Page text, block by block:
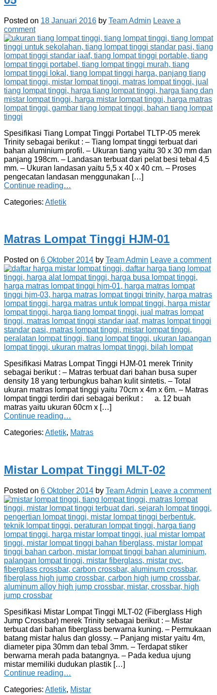
Posted on 18 Januari 2016 by Team Admin Leave a
comment
Spesifikasi Tiang Lompat Tinggi Portabel TLTP-05 merek
Trinity sebagai berikut : – Tiang lompat tinggi terbuat dari
bahan aluminium profil. – Ukuran tiang yaitu 30 x 30 mm dan
panjang 198cm. – Landasan terbuat dari pelat besi tebal 4,5
mm. – Ukuran landasan yaitu 5,5 x 40 x 40 cm. – Proses
pengecatan landasan menggunakan […]
Continue reading…
Categories: Atletik
Matras Lompat Tinggi HJM-01
Posted on 6 Oktober 2014 by Team Admin Leave a comment
Spesifikasi Matras Lompat Tinggi HJM-01 merek Trinity
sebagai berikut : – Matras terbuat dari bahan busa super
density 18 yang terbungkus bahan kulit sintetis. – Total
ukuran matras lompat tinggi yaitu 70cm x 4m x 6m. – Matras
lompat tinggi terdiri dari sebagai berikut : a. 12 buah
matras yaitu ukuran 60cm x […]
Continue reading…
Categories: Atletik, Matras
Mistar Lompat Tinggi MLT-02
Posted on 6 Oktober 2014 by Team Admin Leave a comment
Spesifikasi Mistar Lompat Tinggi MLT-02 (Fiberglass High
Jump Crossbar) merek Trinity sebagai berikut : – Mistar
terbuat dari bahan fiberglass berwarna kuning. – Permukaan
batang mistar halus dan glossy. – Panjang mistar yaitu 4m,
diameter pipa 30mm dan tebal 3mm. – Terdapat stiker
berwarna merah pada batangnya. – Pada kedua ujung
mistar memiliki dudukan plastik […]
Continue reading…
Categories: Atletik, Mistar